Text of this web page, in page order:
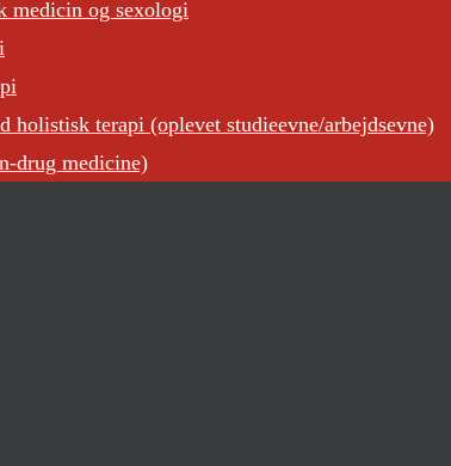
medicin og sexologi
holistisk terapi (oplevet studieevne/arbejdsevne)
drug medicine)